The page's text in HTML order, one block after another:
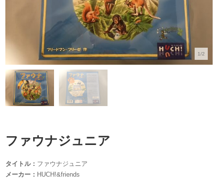
1/2
ファウナジュニア
タイトル： ファウナジュニア
メーカー： HUCH!&friends